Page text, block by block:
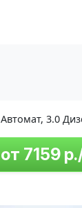
Автомат, 3.0
от 7159